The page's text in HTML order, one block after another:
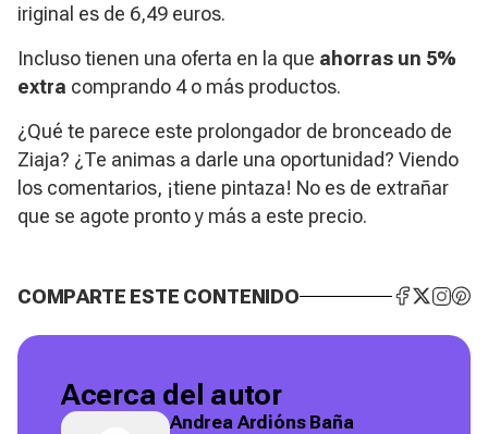
iriginal es de 6,49 euros.
Incluso tienen una oferta en la que ahorras un 5%
extra comprando 4 o más productos.
¿Qué te parece este prolongador de bronceado de
Ziaja? ¿Te animas a darle una oportunidad? Viendo
los comentarios, ¡tiene pintaza! No es de extrañar
que se agote pronto y más a este precio.
COMPARTE ESTE CONTENIDO
Acerca del autor
Andrea Ardións Baña